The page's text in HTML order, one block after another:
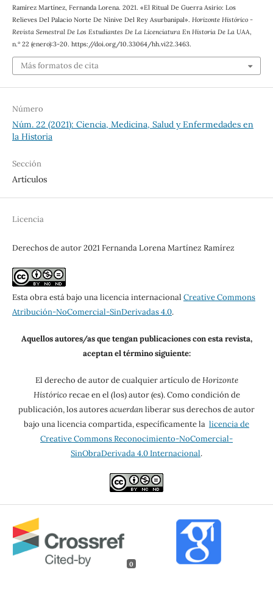
Ramírez Martínez, Fernanda Lorena. 2021. «El Ritual De Guerra Asirio: Los
Relieves Del Palacio Norte De Nínive Del Rey Asurbanipal». Horizonte Histórico -
Revista Semestral De Los Estudiantes De La Licenciatura En Historia De La UAA,
n.º 22 (enero):3-20. https://doi.org/10.33064/hh.vi22.3463.
Más formatos de cita
Número
Núm. 22 (2021): Ciencia, Medicina, Salud y Enfermedades en
la Historia
Sección
Artículos
Licencia
Derechos de autor 2021 Fernanda Lorena Martínez Ramírez
Esta obra está bajo una licencia internacional Creative Commons
Atribución-NoComercial-SinDerivadas 4.0.
Aquellos autores/as que tengan publicaciones con esta revista,
aceptan el término siguiente:
El derecho de autor de cualquier artículo deHorizonte
Históricorecae en el (los) autor (es). Como condición de
publicación, los autoresacuerdanliberar sus derechos de autor
bajo una licencia compartida, específicamente la licencia de
Creative Commons Reconocimiento-NoComercial-
SinObraDerivada 4.0 Internacional.
0